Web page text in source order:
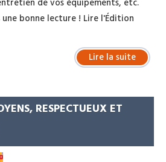
de vos équipements, etc.
une bonne lecture ! Lire l'Édition
Lire la suite
RESPECTUEUX ET